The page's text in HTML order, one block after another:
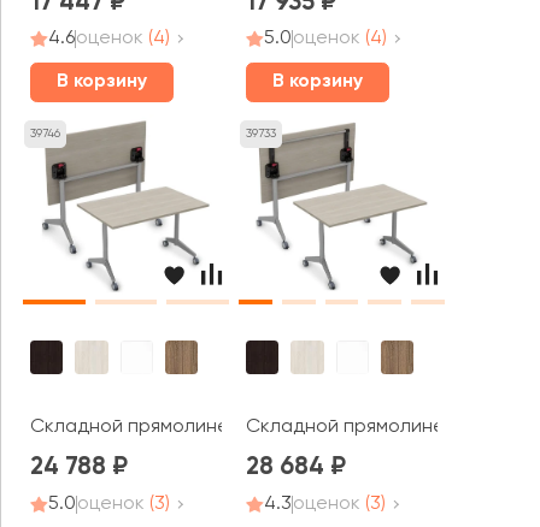
4.6оценок (4)
В корзину
5.0оценок (4)
В корзину
39746
Складной прямолинейный стол СИМПЛ / SIMPLE
24 788
5.0оценок (3)
39733
Складной прямолинейный стол
28 684
4.3оценок (3)